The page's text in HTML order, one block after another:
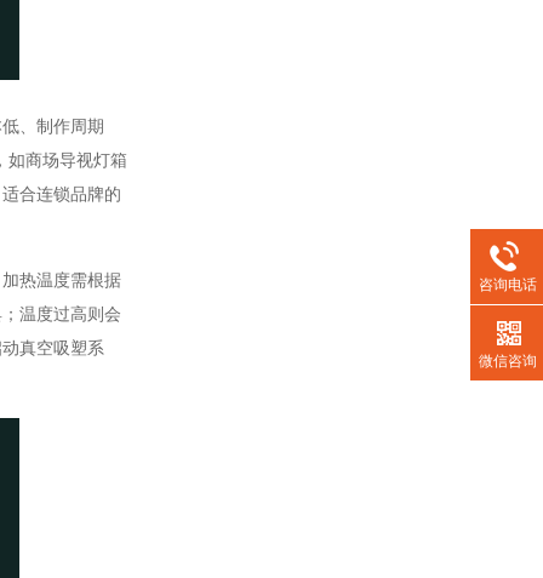
、制作周期
如商场导视灯箱
合连锁品牌的
热温度需根据
温度过高则会
真空吸塑系
咨询电话
微信咨询